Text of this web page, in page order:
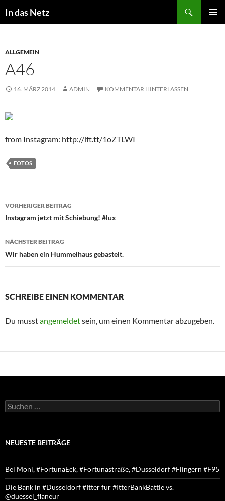
Inhalt
In das Netz
ALLGEMEIN
A46
16. MÄRZ 2014 ADMIN KOMMENTAR HINTERLASSEN
from Instagram: http://ift.tt/1oZTLWI
FOTOS
Beitragsnavigation
VORHERIGER BEITRAG
Instagram jetzt mit Schiebung! #lux
NÄCHSTER BEITRAG
Wir haben ein Hummelhaus gebastelt.
SCHREIBE EINEN KOMMENTAR
Du musstangemeldetsein, um einen Kommentar abzugeben.
Suchen
nach:
NEUESTE BEITRÄGE
Bei Moni, #FortunaEck, #Fortunastraße, #Düsseldorf #Flingern #F95
Die Bank in #Düsseldorf #Itter für #ItterBankBattle vs.
@duessel_flaneur